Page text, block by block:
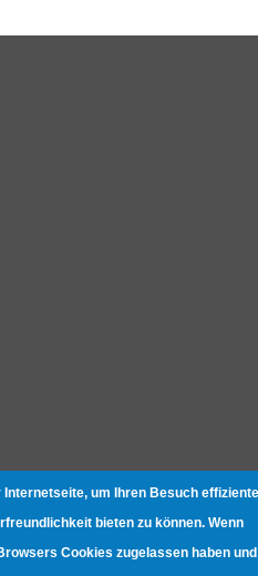
um Ihren Besuch
bieten zu können. Wenn
Cookies zugelassen haben und